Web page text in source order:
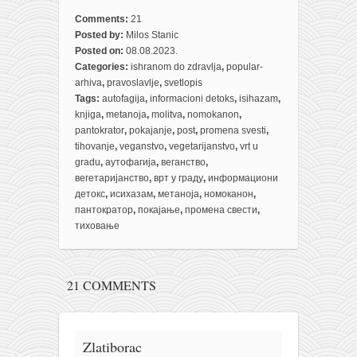
Comments: 21
Posted by: Milos Stanic
Posted on: 08.08.2023.
Categories: ishranom do zdravlja, popular-
arhiva, pravoslavlje, svetlopis
Tags: autofagija, informacioni detoks, isihazam,
knjiga, metanoja, molitva, nomokanon,
pantokrator, pokajanje, post, promena svesti,
tihovanje, veganstvo, vegetarijanstvo, vrt u
gradu, аутофагија, веганство,
вегетаријанство, врт у граду, информациони
детокс, исихазам, метаноја, номоканон,
пантократор, покајање, промена свести,
тиховање
21 COMMENTS
Zlatiborac